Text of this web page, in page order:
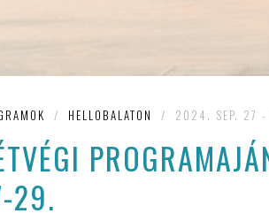
/ HELLOBALATON / 2024. SEP. 27
29.